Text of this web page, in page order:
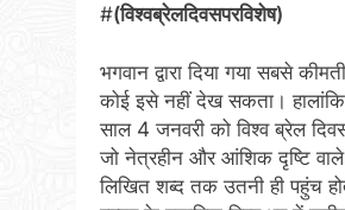
#(विश्वब्रेलदिवसपरविशेष)
भगवान द्वारा दिया गया सबसे
कोई इसे नहीं देख सकता।
साल 4 जनवरी को विश्व ब्रेल
जो नेत्रहीन और आंशिक दृष्टि वाले
लिखित शब्द तक उतनी ही पहुंच